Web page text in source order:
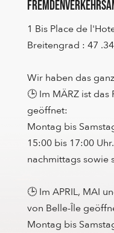
1 Bis Place de
Breitengrad : 47
Wir haben das
🕒 Im MÄRZ ist
geöffnet:
Montag bis
15:00 bis 17:00
nachmittags sowie
🕒 Im APRIL, MAI
von Belle-Île
Montag bis